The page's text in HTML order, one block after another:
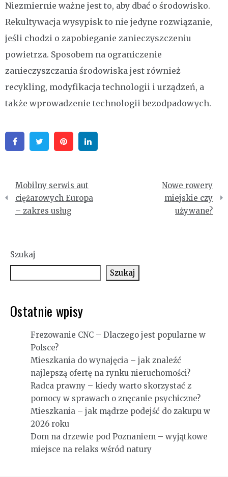
Niezmiernie ważne jest to, aby dbać o środowisko.
Rekultywacja wysypisk to nie jedyne rozwiązanie,
jeśli chodzi o zapobieganie zanieczyszczeniu
powietrza. Sposobem na ograniczenie
zanieczyszczania środowiska jest również
recykling, modyfikacja technologii i urządzeń, a
także wprowadzenie technologii bezodpadowych.
FacebookTwitter Pinterest
Nawigacja
wpisu
Mobilny serwis aut
ciężarowych Europa
– zakres usług
Nowe rowery
miejskie czy
używane?
Szukaj
Szukaj
Ostatnie wpisy
Frezowanie CNC – Dlaczego jest popularne w
Polsce?
Mieszkania do wynajęcia – jak znaleźć
najlepszą ofertę na rynku nieruchomości?
Radca prawny – kiedy warto skorzystać z
pomocy w sprawach o znęcanie psychiczne?
Mieszkania – jak mądrze podejść do zakupu w
2026 roku
Dom na drzewie pod Poznaniem – wyjątkowe
miejsce na relaks wśród natury